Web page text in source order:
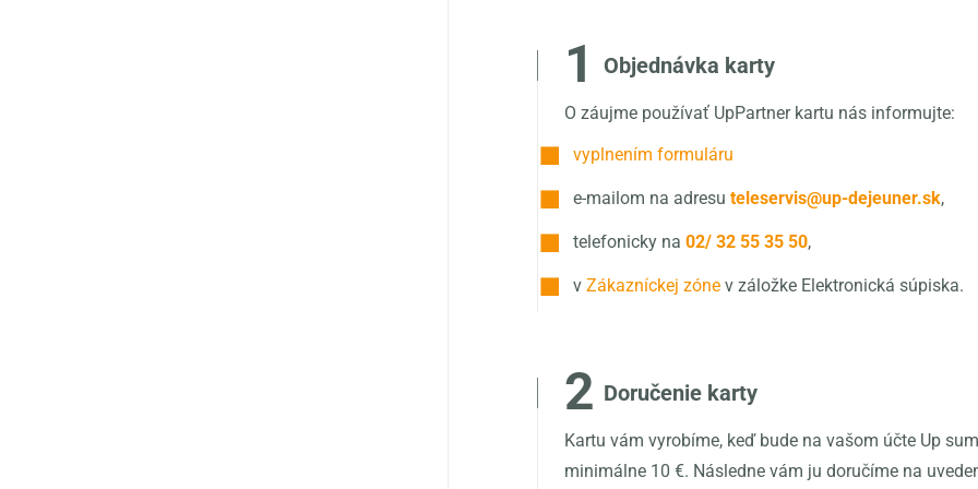
1 Objednávka karty
O záujme používať UpPartner kartu nás informujte:
vyplnením formuláru
e-mailom na adresu teleservis@up-dejeuner.sk,
telefonicky na 02/ 32 55 35 50,
v Zákazníckej zóne v záložke Elektronická súpiska.
2 Doručenie karty
Kartu vám vyrobíme, keď bude na vašom účte Up
minimálne 10 €. Následne vám ju doručíme na